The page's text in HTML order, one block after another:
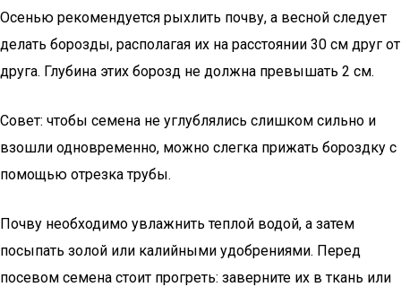
Осенью рекомендуется рыхлить почву, а весной следует
делать борозды, располагая их на расстоянии 30 см друг от
друга. Глубина этих борозд не должна превышать 2 см.
Совет: чтобы семена не углублялись слишком сильно и
взошли одновременно, можно слегка прижать бороздку с
помощью отрезка трубы.
Почву необходимо увлажнить теплой водой, а затем
посыпать золой или калийными удобрениями. Перед
посевом семена стоит прогреть: заверните их в ткань или